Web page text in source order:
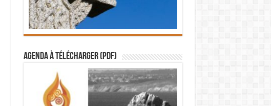
Agenda à télécharger (PDF)